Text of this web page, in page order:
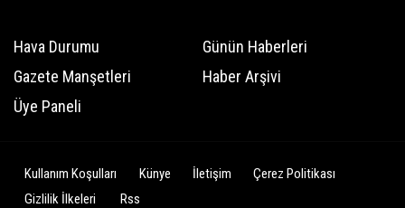
Hava Durumu
Günün Haberleri
Gazete Manşetleri
Haber Arşivi
Üye Paneli
Kullanım Koşulları Künye İletişim
Çerez Politikası
Gizlilik İlkeleri
Rss